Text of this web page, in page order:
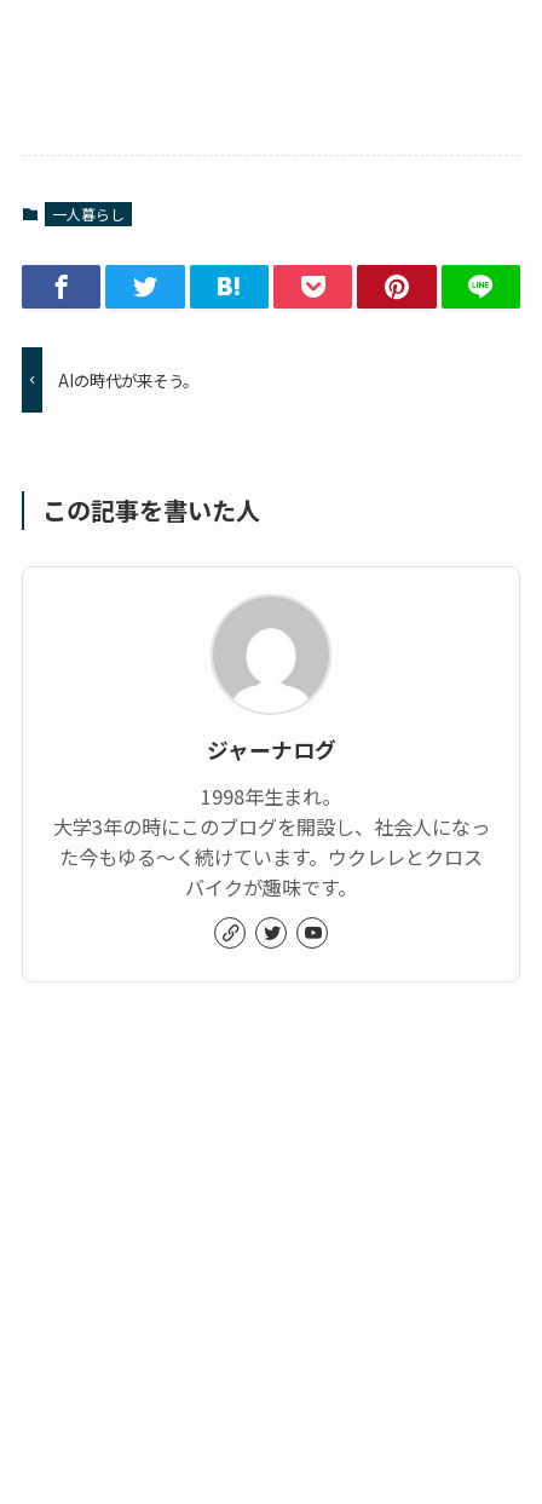
一人暮らし
AIの時代が来そう。
この記事を書いた人
ジャーナログ
1998年生まれ。
大学3年の時にこのブログを開設し、社会人になっ
た今もゆる～く続けています。ウクレレとクロス
バイクが趣味です。